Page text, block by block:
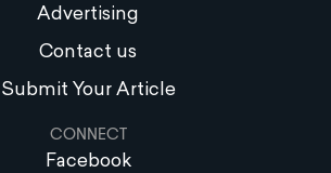
Advertising
Contact us
Submit Your Article
CONNECT
Facebook